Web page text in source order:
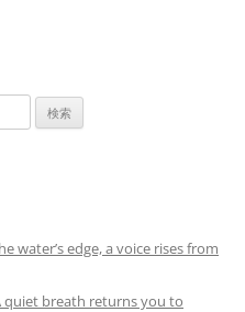
edge, a voice rises from
quiet breath returns you to